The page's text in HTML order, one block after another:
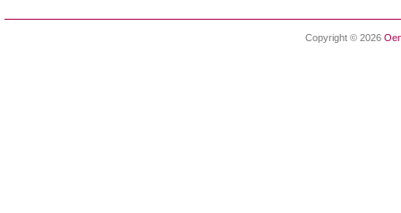
Copyright © 2026